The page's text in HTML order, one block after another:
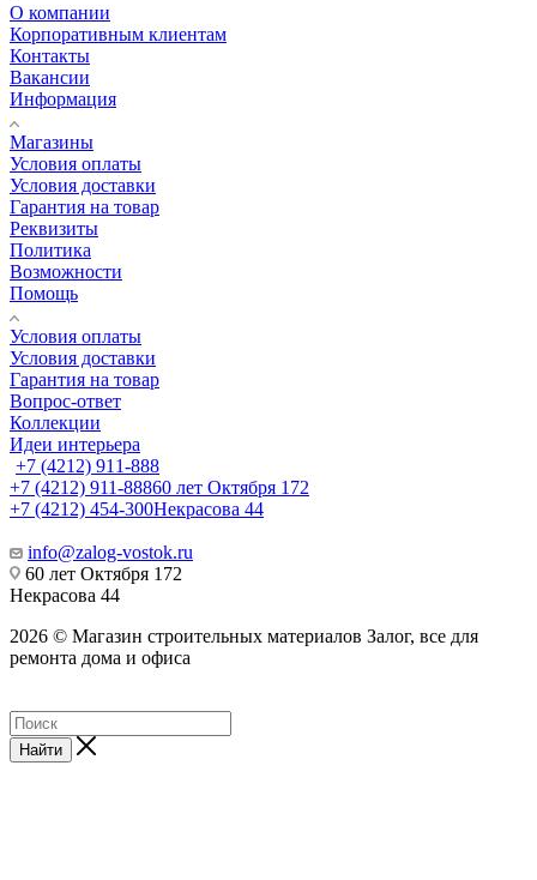
О компании
Корпоративным клиентам
Контакты
Вакансии
Информация
Магазины
Условия оплаты
Условия доставки
Гарантия на товар
Реквизиты
Политика
Возможности
Помощь
Условия оплаты
Условия доставки
Гарантия на товар
Вопрос-ответ
Коллекции
Идеи интерьера
+7 (4212) 911-888
+7 (4212) 911-88860 лет Октября 172
+7 (4212) 454-300Некрасова 44
info@zalog-vostok.ru
60 лет Октября 172
Некрасова 44
2026 © Магазин строительных материалов Залог, все для
ремонта дома и офиса
Найти